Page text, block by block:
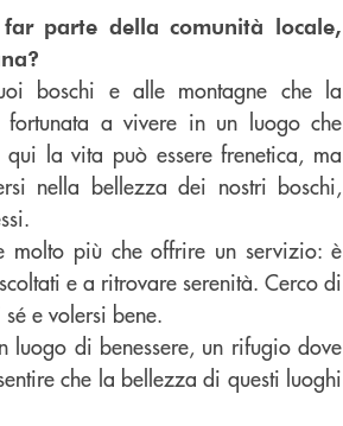
parte della comunità locale,
boschi e alle montagne che la
a vivere in un luogo che
la vita può essere frenetica, ma
nella bellezza dei nostri boschi,
più che offrire un servizio: è
e a ritrovare serenità. Cerco di
e volersi bene.
di benessere, un rifugio dove
che la bellezza di questi luoghi